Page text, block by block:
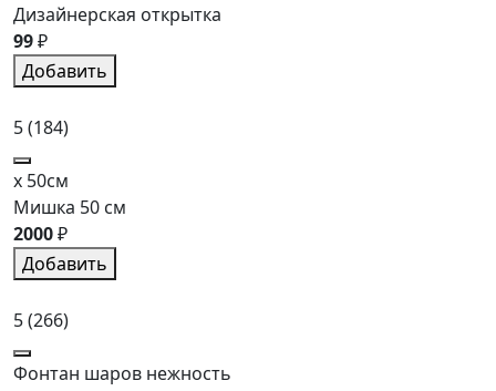
Дизайнерская открытка
99₽
Добавить
5(184)
x 50см
Мишка 50 см
2000₽
Добавить
5(266)
Фонтан шаров нежность